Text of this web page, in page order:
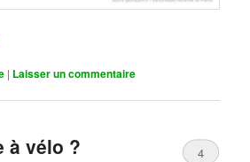
| Laisser un commentaire
à vélo ? 4